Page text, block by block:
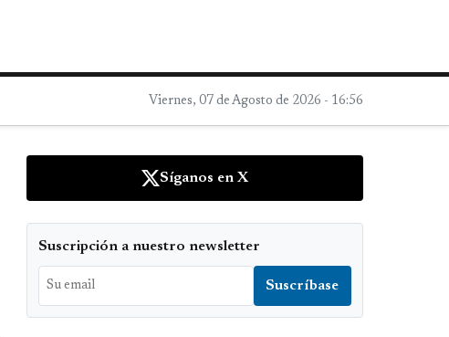
Viernes, 07 de Agosto de 2026 - 16:56
Síganos en X
Suscripción a nuestro newsletter